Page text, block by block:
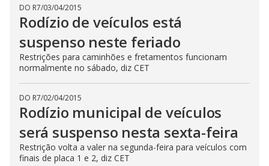
DO R7/03/04/2015
Rodízio de veículos está
suspenso neste feriado
Restrições para caminhões e fretamentos funcionam
normalmente no sábado, diz CET
DO R7/02/04/2015
Rodízio municipal de veículos
será suspenso nesta sexta-feira
Restrição volta a valer na segunda-feira para veículos com
finais de placa 1 e 2, diz CET